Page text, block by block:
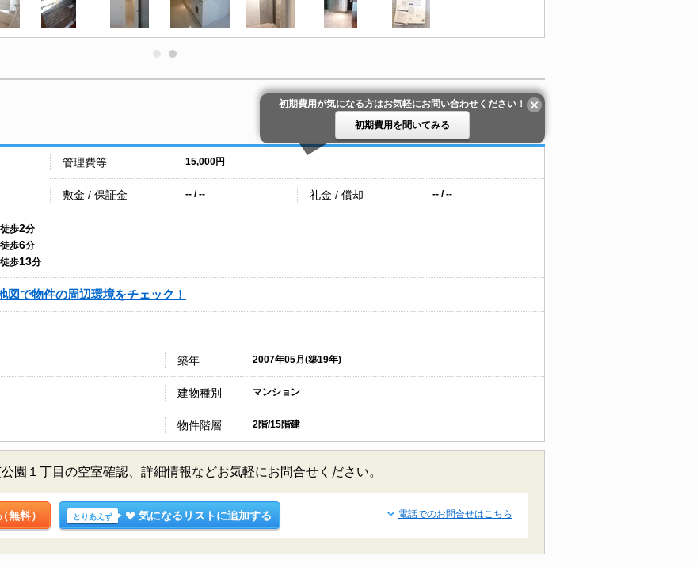
初期費用が気になる方はお気軽にお問い合わせください！
初期費用を聞いてみる
管理費等 15,000円
敷金 / 保証金 -- / -- 礼金 / 償却 -- / --
徒歩2分
徒歩6分
徒歩13分
図で物件の周辺環境をチェック！
築年 2007年05月(築19年)
建物種別 マンション
物件階層 2階/15階建
園１丁目の空室確認、詳細情報などお気軽にお問合せください。
無料） とりあえず 気になるリストに追加する 電話でのお問合せはこちら